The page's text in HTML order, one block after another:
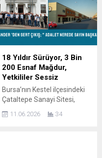
yani spot piyasada Copy
Trading’i duyurdu. Bu yeni
özellik, BingX kullanıcılarına
deneyimli trader’ların spot
emirlerini kopyalama yetkisi
vererek, spot alım satım
yapmak için uygun ve
verimli bir yol sağlıyor. Copy...
18 Yıldır Sürüyor, 3 Bin
200 Esnaf Mağdur,
Yetkililer Sessiz
Bursa’nın Kestel ilçesindeki
Çataltepe Sanayi Sitesi,
sitesi olma hedefiyle 2005
11.06.2026 34